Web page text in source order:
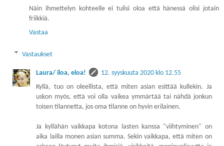
Näin ihmettelyn kohteelle ei tulisi oloa että hänessä olisi jotain
friikkiä.
Vastaa
Vastaukset
Laura/ iloa, eloa!
12. syyskuuta 2020 klo 12.55
Kyllä, tuo on oleellista, että miten asian esittää kullekin. Ja
uskon myös, että voi olla vaikea ymmärtää tai nähdä jonkun
toisen tilannetta, jos oma tilanne on hyvin erilainen.
Ja kyllähän vaikkapa kotona lasten kanssa "viihtyminen" on
aika lailla monen asian summa. Sekin vaikkapa, että miten on